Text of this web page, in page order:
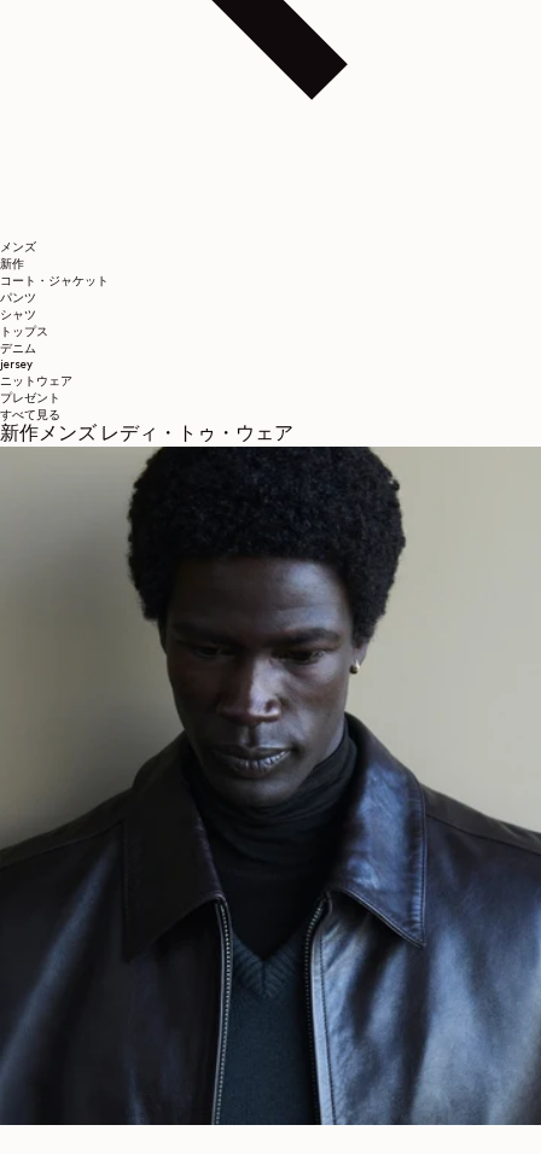
メンズ
新作
コート・ジャケット
パンツ
シャツ
トップス
デニム
jersey
ニットウェア
プレゼント
すべて見る
新作メンズ レディ・トゥ・ウェア